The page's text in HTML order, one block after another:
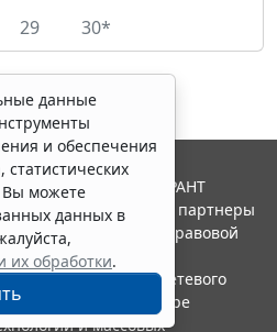
29 30*
данные
и обеспечения
статистических
Вы можете
данных в
их обработки.
2026. Система ГАРАНТ
"Гарант" и ее партнеры
ассоциации правовой
в качестве сетевого
по надзору в сфере
и массовых